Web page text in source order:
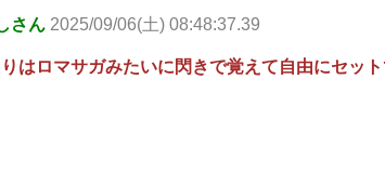
さん 2025/09/06(土) 08:48:37.39
はロマサガみたいに閃きで覚えて自由にセッ